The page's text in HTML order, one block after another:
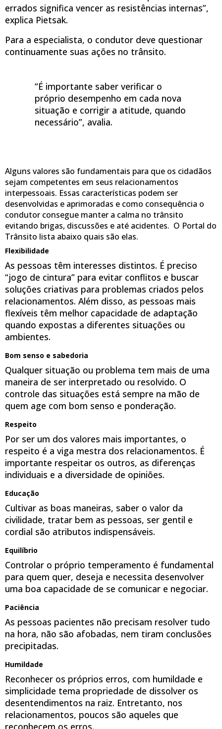
errados significa vencer as resistências internas”,
explica Pietsak.
Para a especialista, o condutor deve questionar
continuamente suas ações no trânsito.
“É importante saber verificar o
próprio desempenho em cada nova
situação e corrigir a atitude, quando
necessário”, avalia.
Alguns valores são fundamentais para que os cidadãos
sejam competentes em seus relacionamentos
interpessoais. Essas características podem ser
desenvolvidas e aprimoradas e como consequência o
condutor consegue manter a calma no trânsito
evitando brigas, discussões e até acidentes. O Portal do
Trânsito lista abaixo quais são elas.
Flexibilidade
As pessoas têm interesses distintos. É preciso
“jogo de cintura” para evitar conflitos e buscar
soluções criativas para problemas criados pelos
relacionamentos. Além disso, as pessoas mais
flexíveis têm melhor capacidade de adaptação
quando expostas a diferentes situações ou
ambientes.
Bom senso e sabedoria
Qualquer situação ou problema tem mais de uma
maneira de ser interpretado ou resolvido. O
controle das situações está sempre na mão de
quem age com bom senso e ponderação.
Respeito
Por ser um dos valores mais importantes, o
respeito é a viga mestra dos relacionamentos. É
importante respeitar os outros, as diferenças
individuais e a diversidade de opiniões.
Educação
Cultivar as boas maneiras, saber o valor da
civilidade, tratar bem as pessoas, ser gentil e
cordial são atributos indispensáveis.
Equilíbrio
Controlar o próprio temperamento é fundamental
para quem quer, deseja e necessita desenvolver
uma boa capacidade de se comunicar e negociar.
Paciência
As pessoas pacientes não precisam resolver tudo
na hora, não são afobadas, nem tiram conclusões
precipitadas.
Humildade
Reconhecer os próprios erros, com humildade e
simplicidade tema propriedade de dissolver os
desentendimentos na raiz. Entretanto, nos
relacionamentos, poucos são aqueles que
reconhecem os erros.